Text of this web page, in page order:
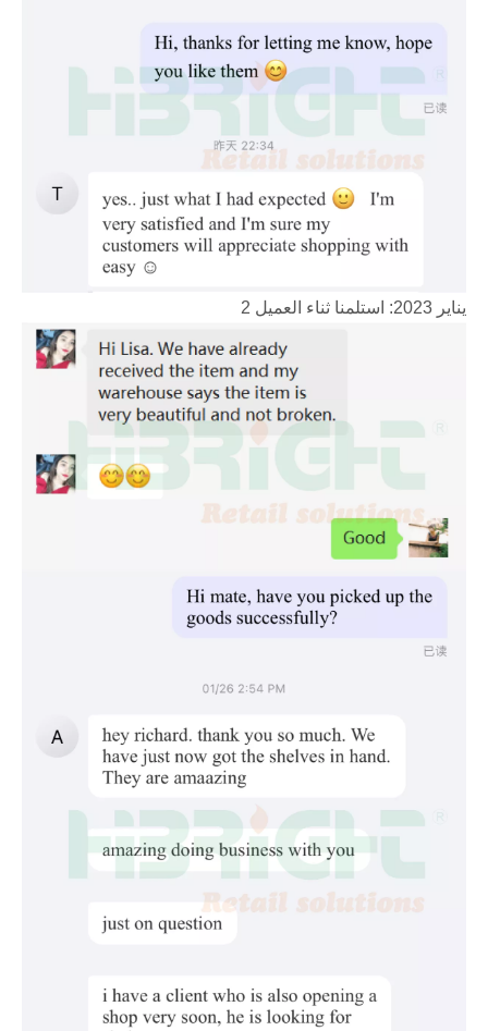
يناير 2023: استلمنا ثناء العميل 2